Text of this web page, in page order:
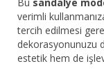
verimli
tercih edilmesi
dekorasyonunuzu
estetik hem de